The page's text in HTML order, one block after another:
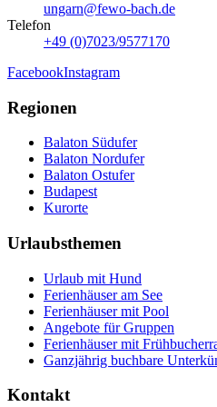
ungarn@fewo-bach.de
Telefon
+49 (0)7023/9577170
FacebookInstagram
Regionen
Balaton Südufer
Balaton Nordufer
Balaton Ostufer
Budapest
Kurorte
Urlaubsthemen
Urlaub mit Hund
Ferienhäuser am See
Ferienhäuser mit Pool
Angebote für Gruppen
Ferienhäuser mit
Ganzjährig buchbare
Kontakt